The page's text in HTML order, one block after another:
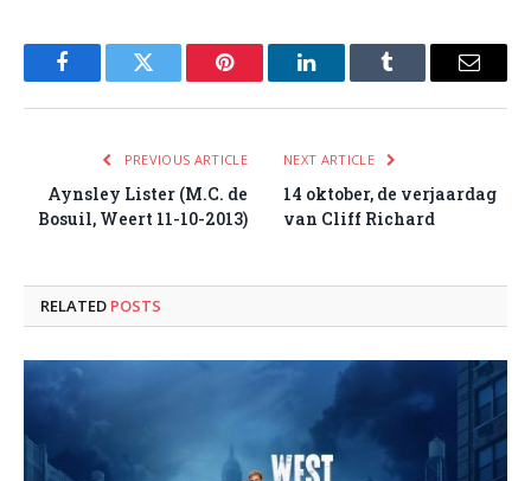
FacebookTwitter Pinterest LinkedInTumblr Email
PREVIOUS ARTICLE
Aynsley Lister (M.C. de
Bosuil, Weert 11-10-2013)
NEXT ARTICLE
14 oktober, de verjaardag
van Cliff Richard
RELATED POSTS